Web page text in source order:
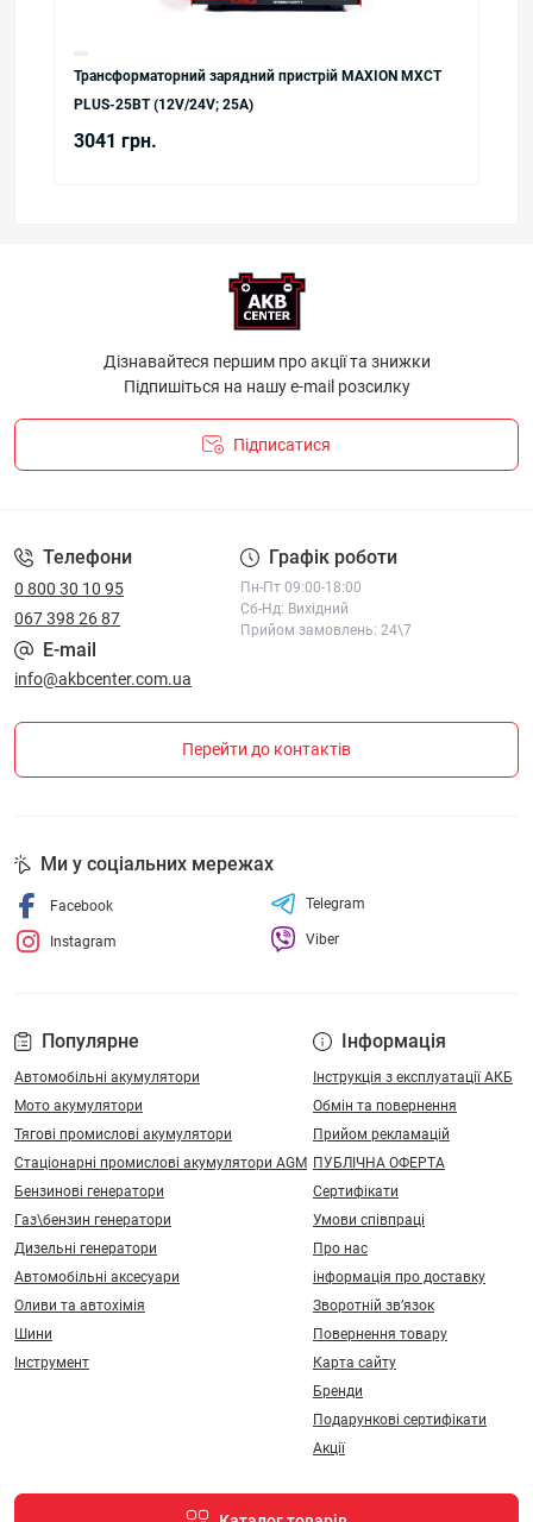
Трансформаторний зарядний пристрій MAXION MXCT
PLUS-25ВТ (12V/24V; 25A)
3041 грн.
Дізнавайтеся першим про акції та знижки
Підпишіться на нашу e-mail розсилку
Підписатися
Телефони
0 800 30 10 95
067 398 26 87
Графік роботи
Пн-Пт 09:00-18:00
Сб-Нд: Вихідний
Прийом замовлень: 24\7
E-mail
info@akbcenter.com.ua
Перейти до контактів
Популярне
Автомобільні акумулятори
Мото акумулятори
Тягові промислові акумулятори
Стаціонарні промислові акумулятори АGM
Бензинові генератори
Газ\бензин генератори
Дизельні генератори
Автомобільні аксесуари
Оливи та автохімія
Шини
Інструмент
Інформація
Інструкція з експлуатації АКБ
Обмін та повернення
Прийом рекламацій
ПУБЛІЧНА ОФЕРТА
Сертифікати
Умови співпраці
Про нас
інформація про доставку
Зворотній зв’язок
Повернення товару
Карта сайту
Бренди
Подарункові сертифікати
Акції
Ми у соціальних мережах
Facebook
Instagram
Telegram
Viber